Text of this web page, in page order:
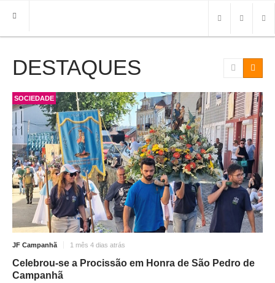
HOME
FREGUESIA
INFO
HISTÓRIA
MAPA
ROTEIRO TURÍSTICO
TRANSPORTES
CONTACTOS ÚTEIS
IMPRENSA
FOTOS
VÍDEOS
DESTAQUES
SOCIEDADE
JF Campanhã 1 mês 4 dias atrás
Celebrou-se a Procissão em Honra de São Pedro de
Campanhã